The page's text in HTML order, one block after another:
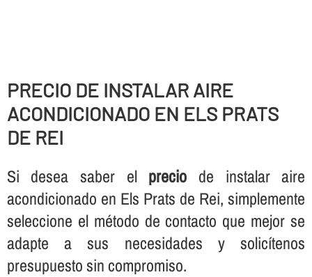
PRECIO DE INSTALAR AIRE
ACONDICIONADO EN ELS PRATS
DE REI
Si desea saber el precio de instalar aire
acondicionado en Els Prats de Rei, simplemente
seleccione el método de contacto que mejor se
adapte a sus necesidades y solicí­tenos
presupuesto sin compromiso.